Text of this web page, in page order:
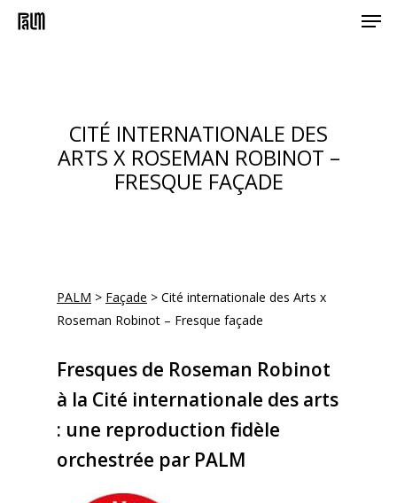
Skip
CITÉ INTERNATIONALE DES
ARTS X ROSEMAN ROBINOT –
FRESQUE FAÇADE
PALM > Façade > Cité internationale des Arts x
Roseman Robinot – Fresque façade
Fresques de Roseman Robinot
à la Cité internationale des arts
: une reproduction fidèle
orchestrée par PALM